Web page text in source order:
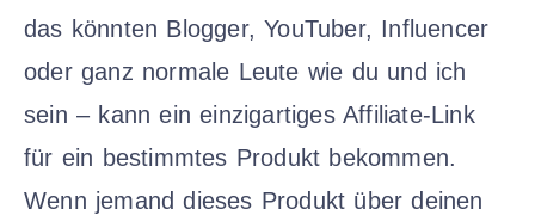
das könnten Blogger, YouTuber, Influencer
oder ganz normale Leute wie du und ich
sein – kann ein einzigartiges Affiliate-Link
für ein bestimmtes Produkt bekommen.
Wenn jemand dieses Produkt über deinen